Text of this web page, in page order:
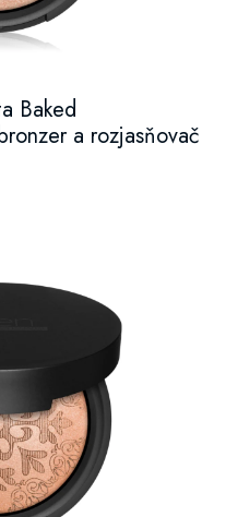
Baked
a rozjasňovač